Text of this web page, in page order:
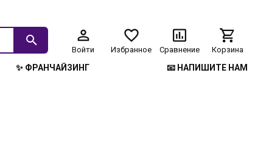
Войти Избранное Сравнение Корзина
✨ ФРАНЧАЙЗИНГ 📧 НАПИШИТЕ НАМ